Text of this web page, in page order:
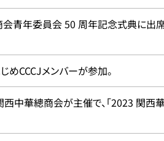
青年委員会 50 周年記念式典に出
めCCCJメンバーが参加。
中華總商会が主催で、「2023 関西